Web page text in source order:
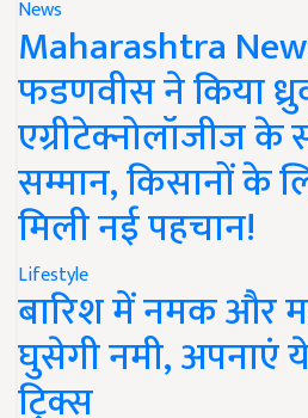
News
Maharashtra
फडणवीस ने किया
एग्रीटेक्नोलॉजीज के
सम्मान, किसानों के
मिली नई पहचान!
Lifestyle
बारिश में नमक और
घुसेगी नमी, अपनाएं
ट्रिक्स